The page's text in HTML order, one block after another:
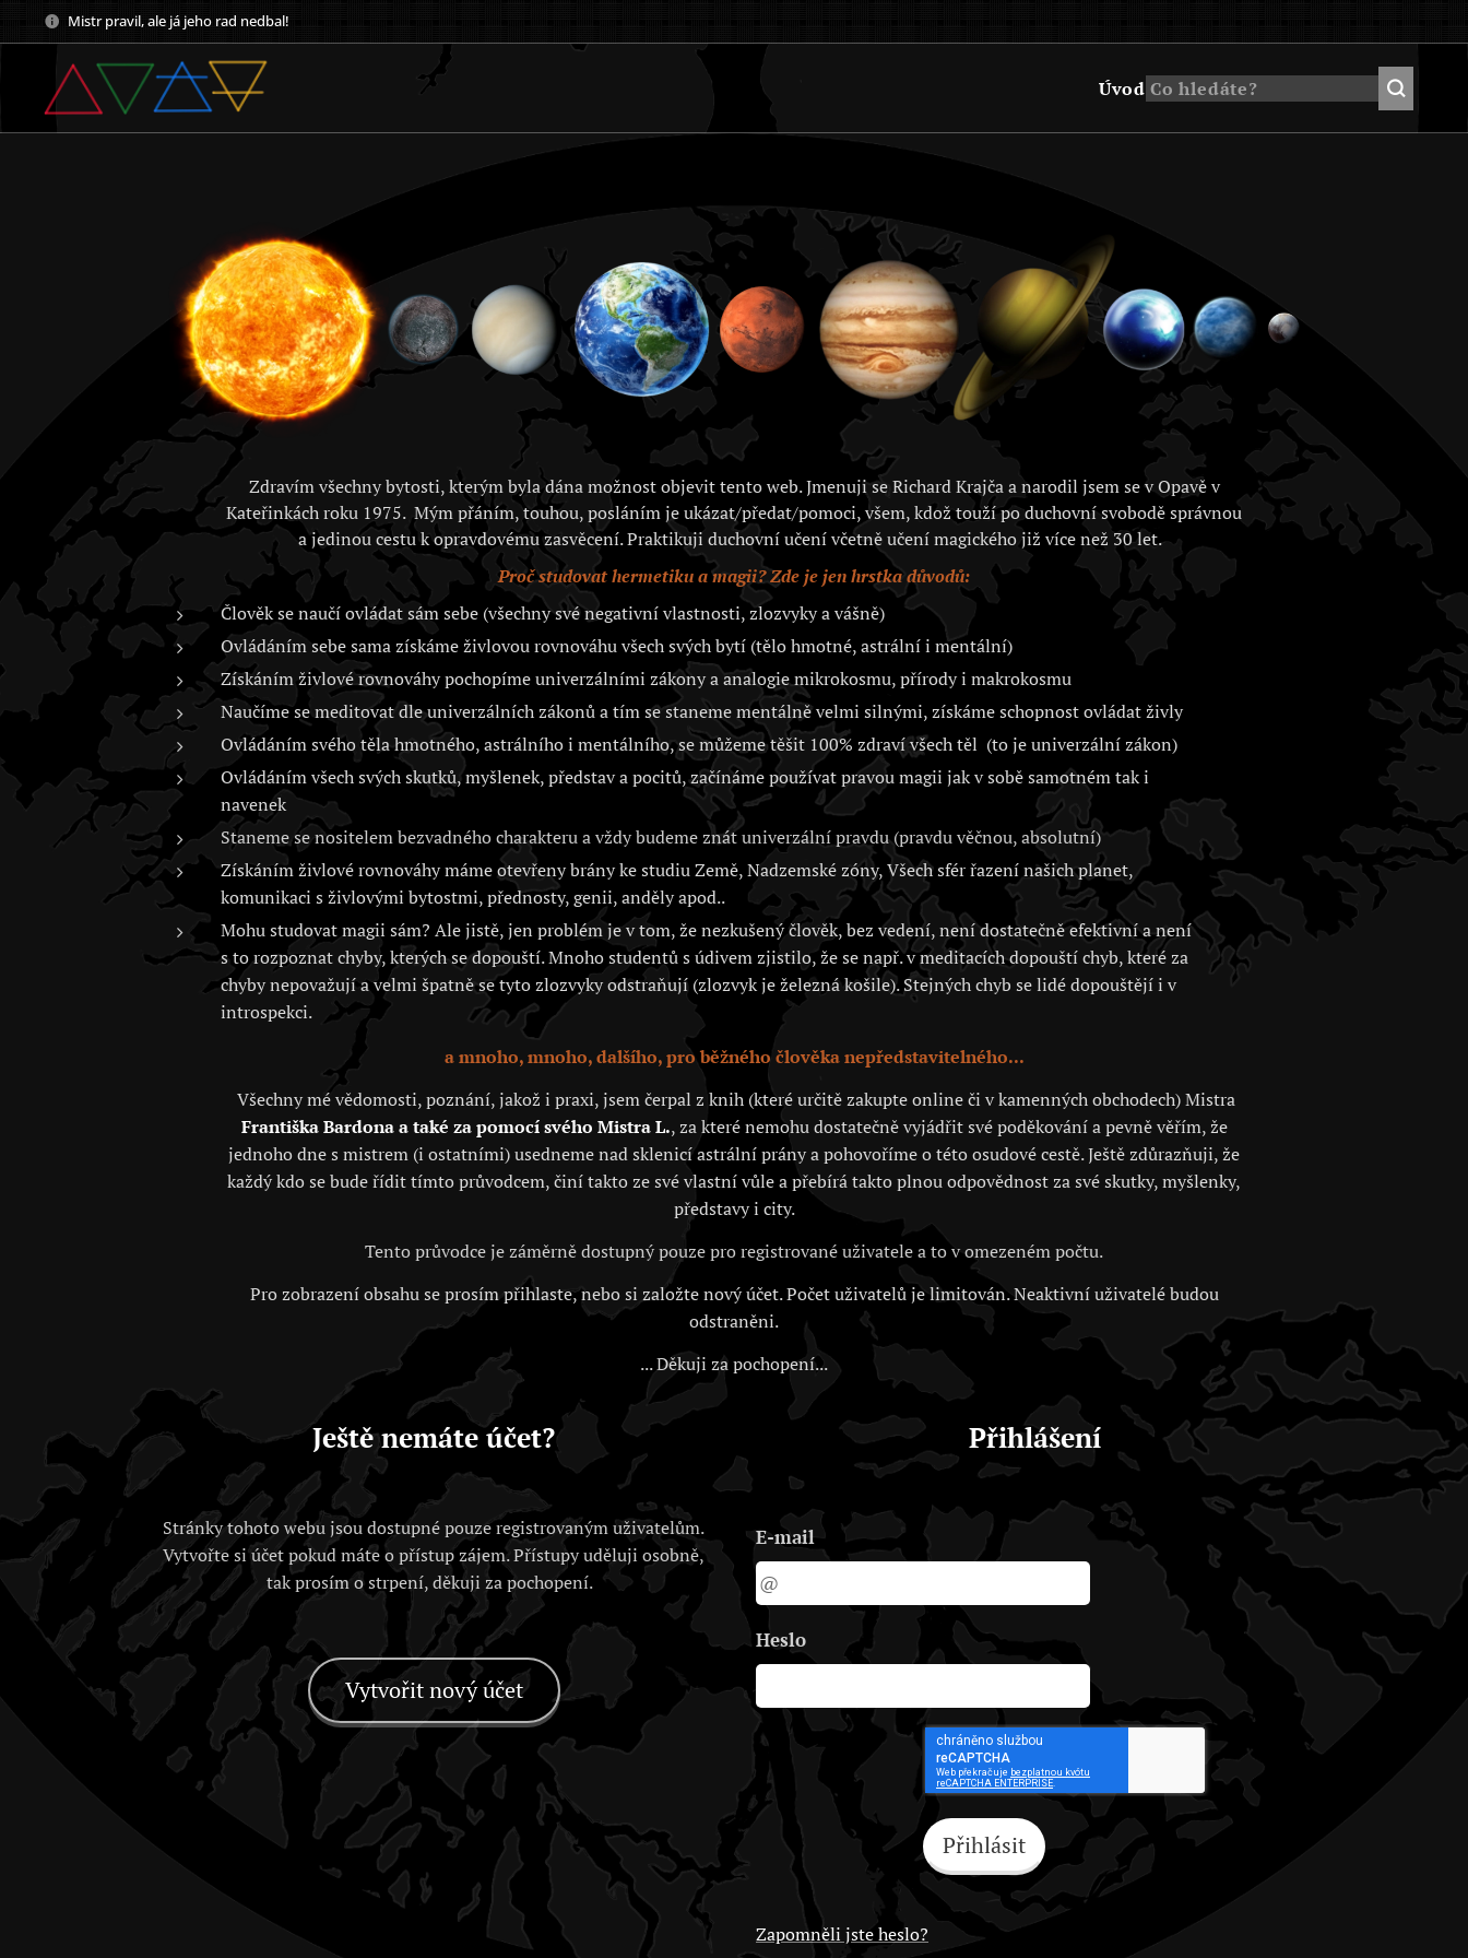
Mistr pravil, ale já jeho rad nedbal!
Úvod
Zdravím všechny bytosti, kterým byla dána možnost objevit tento web. Jmenuji se Richard Krajča a narodil jsem se v Opavě v
Kateřinkách roku 1975. Mým přáním, touhou, posláním je ukázat/předat/pomoci, všem, kdož touží po duchovní svobodě správnou
a jedinou cestu k opravdovému zasvěcení. Praktikuji duchovní učení včetně učení magického již více než 30 let.
Proč studovat hermetiku a magii? Zde je jen hrstka důvodů:
Člověk se naučí ovládat sám sebe (všechny své negativní vlastnosti, zlozvyky a vášně)
Ovládáním sebe sama získáme živlovou rovnováhu všech svých bytí (tělo hmotné, astrální i mentální)
Získáním živlové rovnováhy pochopíme univerzálními zákony a analogie mikrokosmu, přírody i makrokosmu
Naučíme se meditovat dle univerzálních zákonů a tím se staneme mentálně velmi silnými, získáme schopnost ovládat živly
Ovládáním svého těla hmotného, astrálního i mentálního, se můžeme těšit 100% zdraví všech těl (to je univerzální zákon)
Ovládáním všech svých skutků, myšlenek, představ a pocitů, začínáme používat pravou magii jak v sobě samotném tak i
navenek
Staneme se nositelem bezvadného charakteru a vždy budeme znát univerzální pravdu (pravdu věčnou, absolutní)
Získáním živlové rovnováhy máme otevřeny brány ke studiu Země, Nadzemské zóny, Všech sfér řazení našich planet,
komunikaci s živlovými bytostmi, přednosty, genii, anděly apod..
Mohu studovat magii sám? Ale jistě, jen problém je v tom, že nezkušený člověk, bez vedení, není dostatečně efektivní a není
s to rozpoznat chyby, kterých se dopouští. Mnoho studentů s údivem zjistilo, že se např. v meditacích dopouští chyb, které za
chyby nepovažují a velmi špatně se tyto zlozvyky odstraňují (zlozvyk je železná košile). Stejných chyb se lidé dopouštějí i v
introspekci.
a mnoho, mnoho, dalšího, pro běžného člověka nepředstavitelného...
Všechny mé vědomosti, poznání, jakož i praxi, jsem čerpal z knih (které určitě zakupte online či v kamenných obchodech) Mistra
Františka Bardona a také za pomocí svého Mistra L., za které nemohu dostatečně vyjádřit své poděkování a pevně věřím, že
jednoho dne s mistrem (i ostatními) usedneme nad sklenicí astrální prány a pohovoříme o této osudové cestě. Ještě zdůrazňuji, že
každý kdo se bude řídit tímto průvodcem, činí takto ze své vlastní vůle a přebírá takto plnou odpovědnost za své skutky, myšlenky,
představy i city.
Tento průvodce je záměrně dostupný pouze pro registrované uživatele a to v omezeném počtu.
Pro zobrazení obsahu se prosím přihlaste, nebo si založte nový účet. Počet uživatelů je limitován. Neaktivní uživatelé budou
odstraněni.
... Děkuji za pochopení...
Ještě nemáte účet?
Stránky tohoto webu jsou dostupné pouze registrovaným uživatelům.
Vytvořte si účet pokud máte o přístup zájem. Přístupy uděluji osobně,
tak prosím o strpení, děkuji za pochopení.
Vytvořit nový účet
Přihlášení
E-mail
Heslo
Přihlásit
Zapomněli jste heslo?